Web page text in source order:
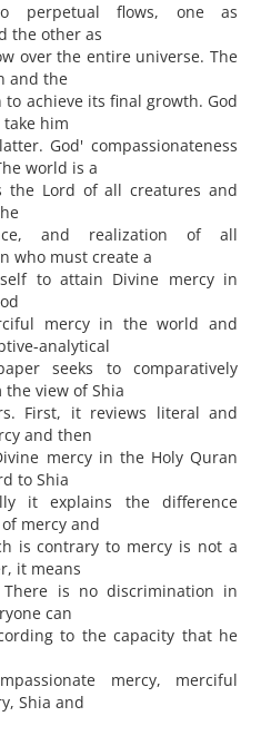
perpetual flows, one as
the other as
over the entire universe. The
and the
achieve its final growth. God
him
God' compassionateness
world is a
the Lord of all creatures and
and realization of all
who must create a
to attain Divine mercy in
mercy in the world and
analytical
seeks to comparatively
view of Shia
First, it reviews literal and
and then
mercy in the Holy Quran
to Shia
it explains the difference
mercy and
is contrary to mercy is not a
it means
is no discrimination in
can
to the capacity that he
mercy, merciful
Shia and